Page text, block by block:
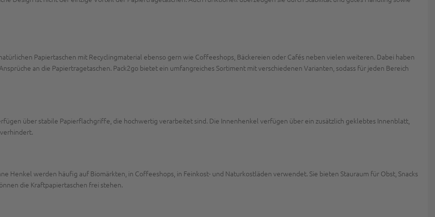
Papiertaschen mit Recyclingmaterial ebenso gern wie Coffeeshops, Bäckereien oder Cafés neben vielen weiteren. Dabei haben
an die Papiertragetaschen. Pack2go bietet ein umfangreiches Sortiment mit verschiedenen Varianten, sodass für jeden Bereich
über stabile Papierflachgriffe, die hochwertig verarbeitet sind. Die Innenhenkel verfügen über ein zusätzlich geklebtes Innenblatt,
Henkel werden häufig auf Biomärkten, in Coffeeshops, in Feinkost- und Naturkostläden verwendet. Sie bieten Stauraum für Obst, Snacks
die Kraftpapiertaschen frei stehen.